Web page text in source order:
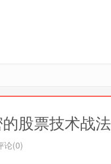
股票技术战法
论(0)